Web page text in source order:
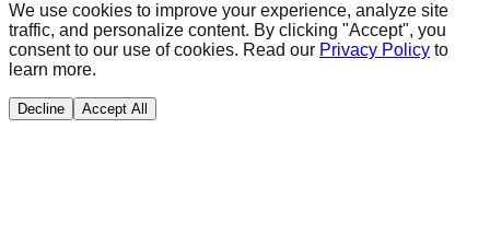
We use cookies to improve your experience, analyze site
traffic, and personalize content. By clicking "Accept", you
consent to our use of cookies. Read our Privacy Policy to
learn more.
Decline Accept All